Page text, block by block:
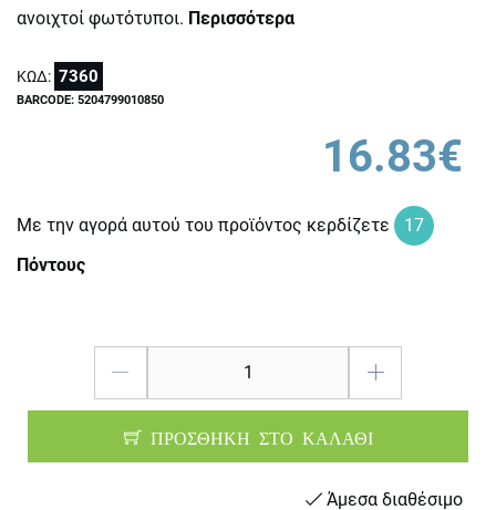
ανοιχτοί φωτότυποι. Περισσότερα
ΚΩΔ: 7360
BARCODE: 5204799010850
16.83€
Με την αγορά αυτού του προϊόντος κερδίζετε
17
Πόντους
ΠΡΟΣΘΗΚΗ ΣΤΟ ΚΑΛΑΘΙ
Άμεσα διαθέσιμο